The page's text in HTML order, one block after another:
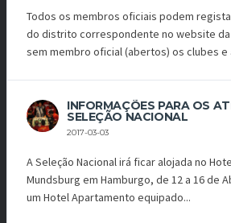
Todos os membros oficiais podem
do distrito correspondente no website da
sem membro oficial (abertos) os clubes e
INFORMAÇÕES PARA OS
SELEÇÃO NACIONAL
2017-03-03
A Seleção Nacional irá ficar alojada no
Mundsburg em Hamburgo, de 12 a 16 de
um Hotel Apartamento equipado...